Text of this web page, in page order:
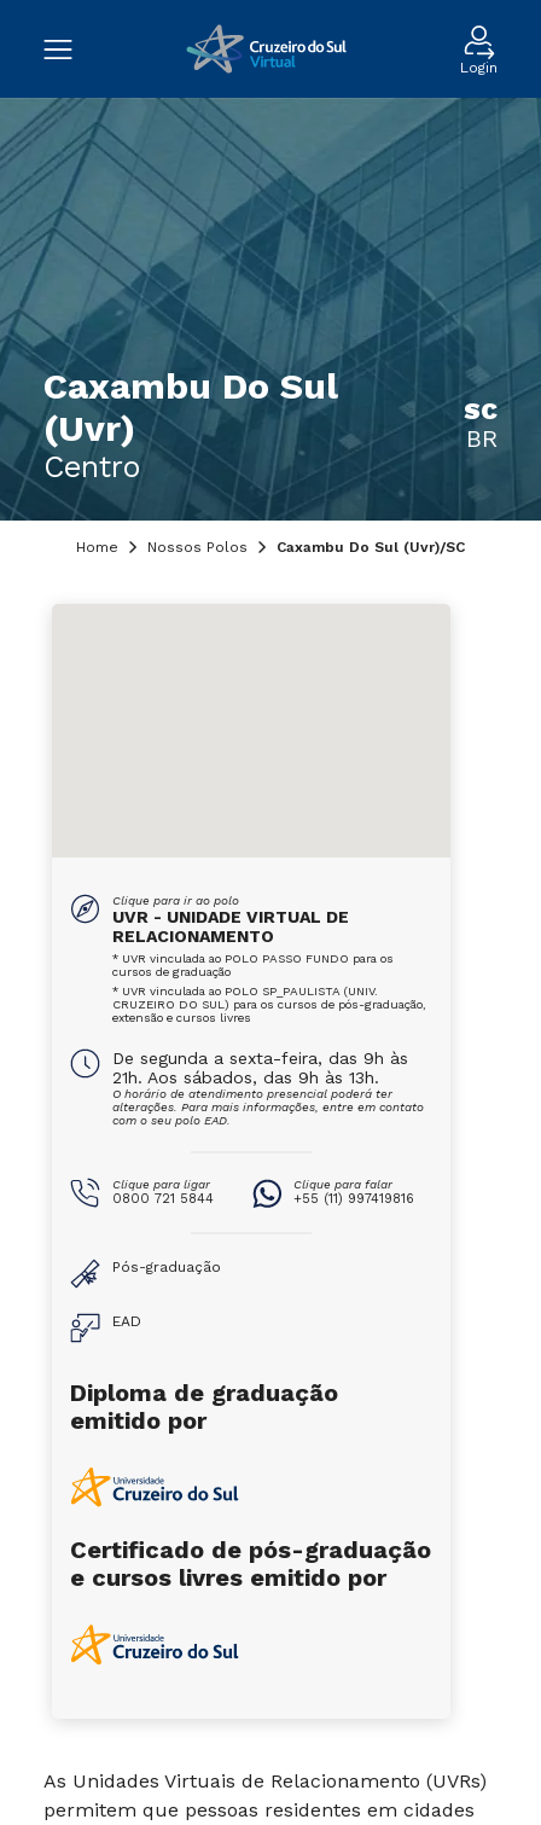
Login
Caxambu Do Sul
(Uvr)
Centro
SC
BR
Home Nossos Polos Caxambu Do Sul (Uvr)/SC
As Unidades Virtuais de Relacionamento (UVRs)
permitem que pessoas residentes em cidades
Clique para ir ao polo
UVR - UNIDADE VIRTUAL DE
RELACIONAMENTO
* UVR vinculada ao POLO PASSO FUNDO para os
cursos de graduação
* UVR vinculada ao POLO SP_PAULISTA (UNIV.
CRUZEIRO DO SUL) para os cursos de pós-graduação,
extensão e cursos livres
De segunda a sexta-feira, das 9h às
21h. Aos sábados, das 9h às 13h.
O horário de atendimento presencial poderá ter
alterações. Para mais informações, entre em contato
com o seu polo EAD.
Clique para ligar
0800 721 5844
Clique para falar
+55 (11) 997419816
Pós-graduação
EAD
Diploma de graduação
emitido por
Certificado de pós-graduação
e cursos livres emitido por